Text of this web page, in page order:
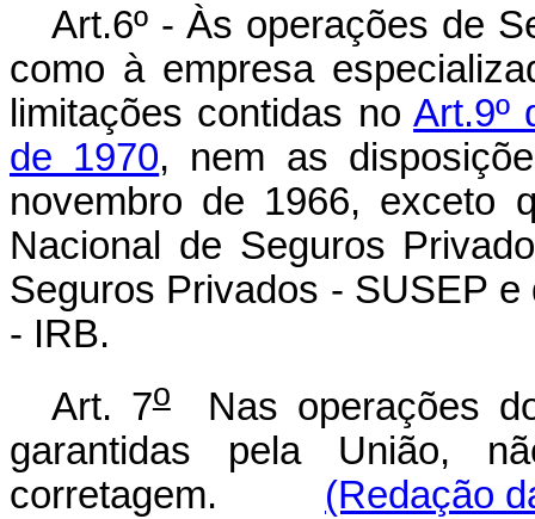
Art.6º - Às operações de
como à empresa
limitações contidas noArt.9º
de 1970, nem as
novembro de 1966, exceto
Nacional de Seguros
Seguros Privados - SUSEP
- IRB.
Art. 7oNas operações
garantidas pela União,
corretagem. (Redação